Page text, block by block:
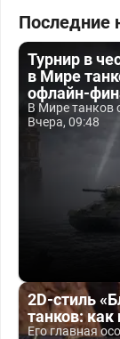
Последние
Турнир в
в Мире
офлайн-
В Мире танков
Вчера, 09:48
2D-стиль
танков: как
Его главная